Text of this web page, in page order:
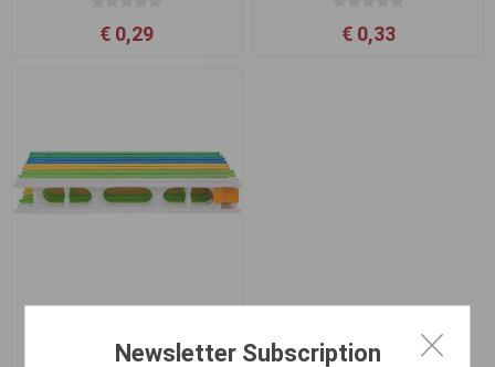
€ 0,29 € 0,33
návazce 25cm
Newsletter Subscription